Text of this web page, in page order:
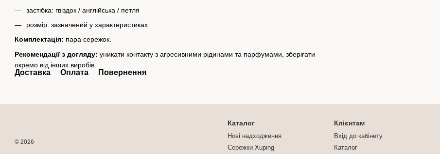
застібка: гвіздок / англійська / петля
розмір: зазначений у характеристиках
Комплектація: пара сережок.
Рекомендації з догляду: уникати контакту з агресивними рідинами та парфумами, зберігати
окремо від інших виробів.
Доставка Оплата Повернення
© 2026
Каталог
Нові надходження
Сережки Xuping
Клієнтам
Вхід до кабінету
Каталог